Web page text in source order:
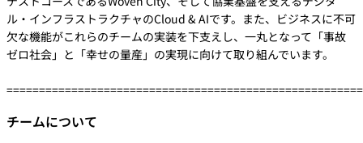
ル・インフラストラクチャのCloud & AIです。また、ビジネスに不可
欠な機能がこれらのチームの実装を下支えし、一丸となって「事故
ゼロ社会」と「幸せの量産」の実現に向けて取り組んでいます。
チームについて